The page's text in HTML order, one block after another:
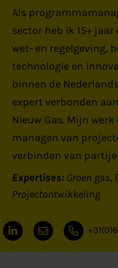
Als
sector heb ik 15+
wet- en regelgeving,
technologie en
binnen de
expert verbonden
Nieuw Gas. Mijn
managen van
verbinden van
Expertises: Groen gas
Projectontwikkeling